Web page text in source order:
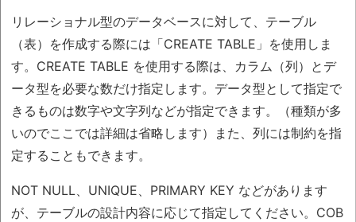
リレーショナル型のデータベースに対して、テーブル
（表）を作成する際には「CREATE TABLE」を使用しま
す。CREATE TABLE を使用する際は、カラム（列）とデ
ータ型を必要な数だけ指定します。データ型として指定で
きるものは数字や文字列などが指定できます。（種類が多
いのでここでは詳細は省略します）また、列には制約を指
定することもできます。
NOT NULL、UNIQUE、PRIMARY KEY などがあります
が、テーブルの設計内容に応じて指定してください。COB